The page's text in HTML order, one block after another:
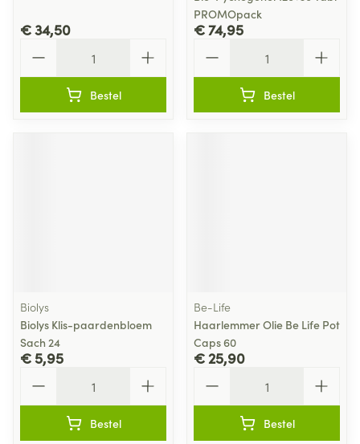
€ 34,50
Bestel
PROMOpack
€ 74,95
Bestel
Biolys
Biolys Klis-paardenbloem
Sach 24
€ 5,95
Bestel
Be-Life
Haarlemmer Olie Be Life Pot
Caps 60
€ 25,90
Bestel